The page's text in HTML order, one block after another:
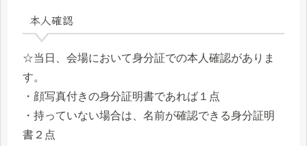
本人確認
☆当日、会場において身分証での本人確認がありま
す。
・顔写真付きの身分証明書であれば１点
・持っていない場合は、名前が確認できる身分証明
書２点